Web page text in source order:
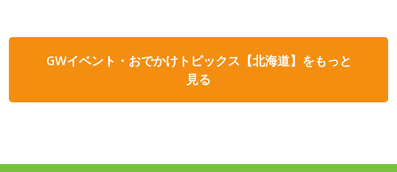
GWイベント・おでかけトピックス【北海道】をもっと
見る